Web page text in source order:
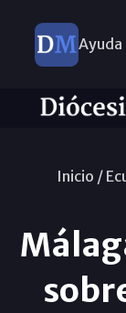
Ayuda
Inicio /